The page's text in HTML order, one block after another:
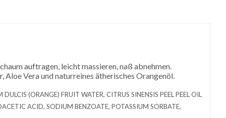
auftragen, leicht massieren, naß abnehmen.
Vera und naturreines ätherisches Orangenöl.
(ORANGE) FRUIT WATER, CITRUS SINENSIS PEEL PEEL OIL
ACID, SODIUM BENZOATE, POTASSIUM SORBATE,